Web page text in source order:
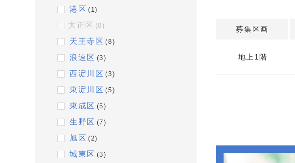
港区 (1)
大正区 (0)
天王寺区 (8)
浪速区 (3)
西淀川区 (3)
東淀川区 (5)
東成区 (5)
生野区 (7)
旭区 (2)
城東区 (3)
募集区画
地上1階